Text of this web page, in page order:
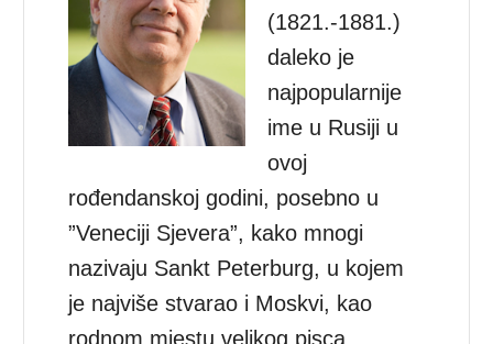
(1821.-1881.)
daleko je
najpopularnije
ime u Rusiji u
ovoj
rođendanskoj godini, posebno u
”Veneciji Sjevera”, kako mnogi
nazivaju Sankt Peterburg, u kojem
je najviše stvarao i Moskvi, kao
rodnom mjestu velikog pisca.